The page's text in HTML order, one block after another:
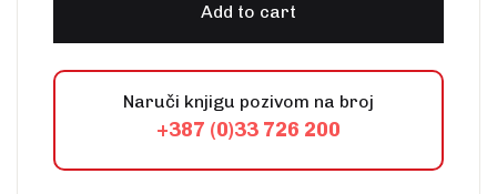
Add to cart
Naruči knjigu pozivom na broj
+387 (0)33 726 200